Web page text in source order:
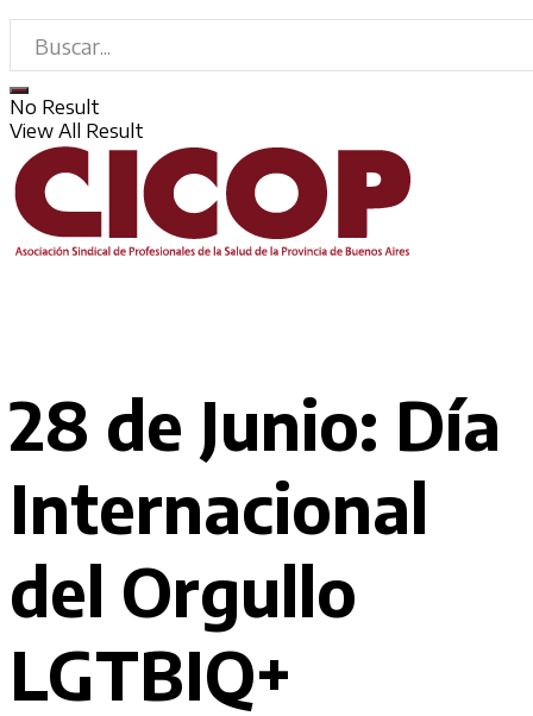
No Result
View All Result
28 de Junio: Día
Internacional
del Orgullo
LGTBIQ+